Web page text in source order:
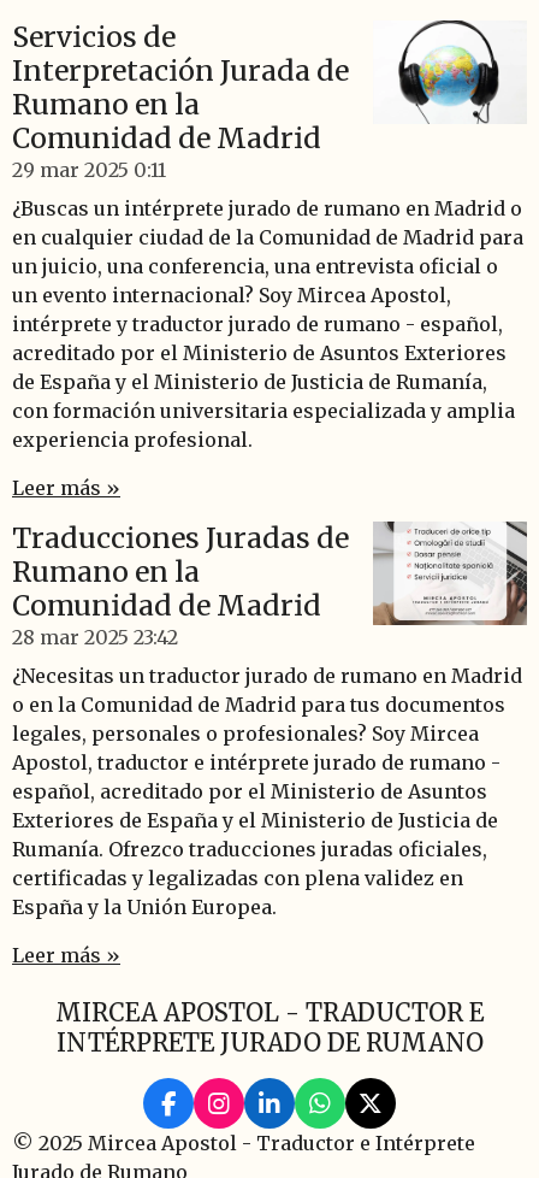
Servicios de
Interpretación Jurada de
Rumano en la
Comunidad de Madrid
29 mar 2025 0:11
¿Buscas un intérprete jurado de rumano en Madrid o
en cualquier ciudad de la Comunidad de Madrid para
un juicio, una conferencia, una entrevista oficial o
un evento internacional? Soy Mircea Apostol,
intérprete y traductor jurado de rumano - español,
acreditado por el Ministerio de Asuntos Exteriores
de España y el Ministerio de Justicia de Rumanía,
con formación universitaria especializada y amplia
experiencia profesional.
Leer más »
Traducciones Juradas de
Rumano en la
Comunidad de Madrid
28 mar 2025 23:42
¿Necesitas un traductor jurado de rumano en Madrid
o en la Comunidad de Madrid para tus documentos
legales, personales o profesionales? Soy Mircea
Apostol, traductor e intérprete jurado de rumano -
español, acreditado por el Ministerio de Asuntos
Exteriores de España y el Ministerio de Justicia de
Rumanía. Ofrezco traducciones juradas oficiales,
certificadas y legalizadas con plena validez en
España y la Unión Europea.
Leer más »
MIRCEA APOSTOL - TRADUCTOR E
INTÉRPRETE JURADO DE RUMANO
F
a
c
I
n
s
L
i
n
W
h
a
X
© 2025 Mircea Apostol - Traductor e Intérprete
Jurado de Rumano